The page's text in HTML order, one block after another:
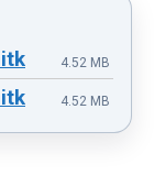
4.52 MB
4.52 MB